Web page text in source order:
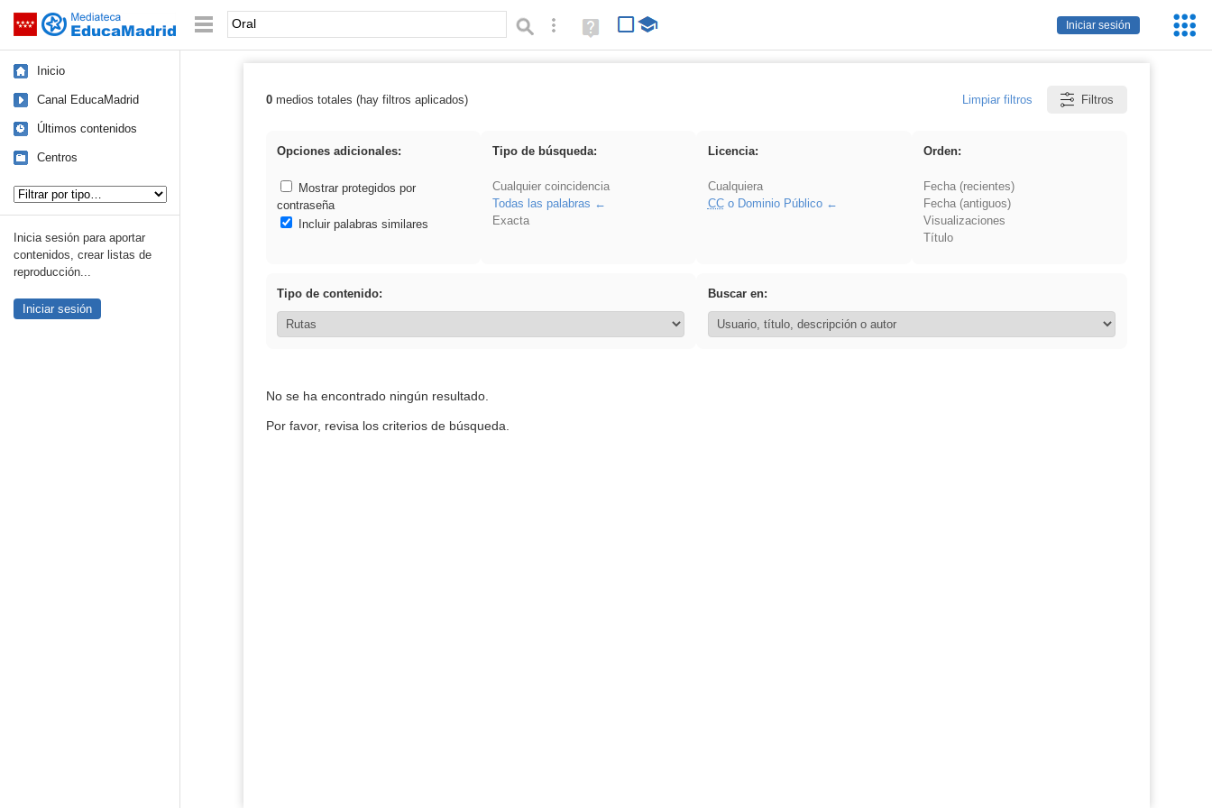
Saltar navegación
Iniciar sesión
Palabra o frase: Búsqueda avanzada
Ayuda
(en
Inicio
Canal EducaMadrid
Últimos contenidos
Centros
Inicia sesión para aportar
contenidos, crear listas de
reproducción...
Iniciar sesión
Resultados de: Oral
0medios totales (hay filtros aplicados) Limpiar filtros Filtros
Opciones adicionales:
Mostrar protegidos por
contraseña
Incluir palabras similares
Tipo de búsqueda:
Cualquier coincidencia
Todas las palabras
Exacta
Licencia:
Cualquiera
CCo Dominio Público
Orden:
Fecha (recientes)
Fecha (antiguos)
Visualizaciones
Título
Tipo de contenido: Buscar en:
No se ha encontrado ningún resultado.
Por favor, revisa los criterios de búsqueda.